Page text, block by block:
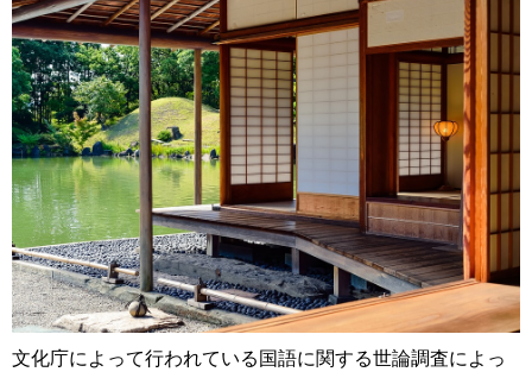
文化庁によって行われている国語に関する世論調査によっ